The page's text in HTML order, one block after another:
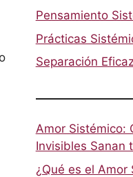
Pensamiento
Prácticas
Separación
Amor Sistémico:
Invisibles Sanan
¿Qué es el Amor